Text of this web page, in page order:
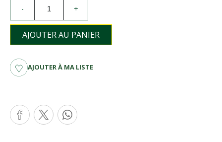
- +
AJOUTER AU PANIER
AJOUTER À MA LISTE